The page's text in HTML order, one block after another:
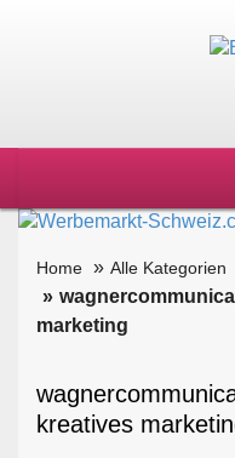
Home Alle Kategorien
marketing
kreatives